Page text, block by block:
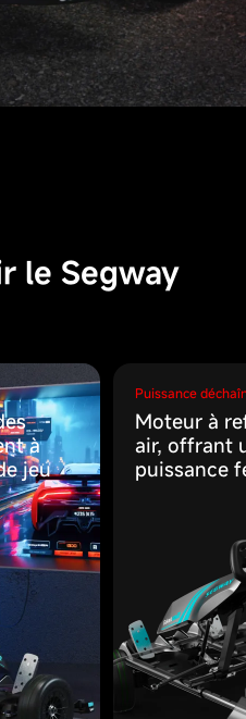
le Segway
à
jeu
Puissance
Moteur à
air, offrant
puissance